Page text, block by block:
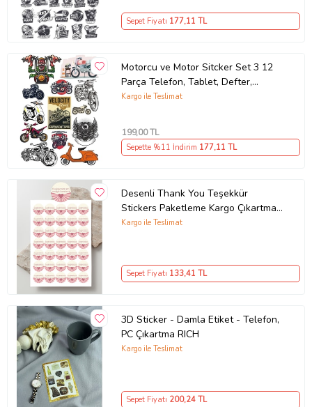
Sepet Fiyatı 177,11 TL
Motorcu ve Motor Sitcker Set 3 12
Parça Telefon, Tablet, Defter,
Laptop Sticker
Kargo ile Teslimat
199,00 TL
Sepette %11 İndirim 177,11 TL
Desenli Thank You Teşekkür
Stickers Paketleme Kargo Çıkartma
PYTKSTK110
Kargo ile Teslimat
Sepet Fiyatı 133,41 TL
3D Sticker - Damla Etiket - Telefon,
PC Çıkartma RICH
Kargo ile Teslimat
Sepet Fiyatı 200,24 TL